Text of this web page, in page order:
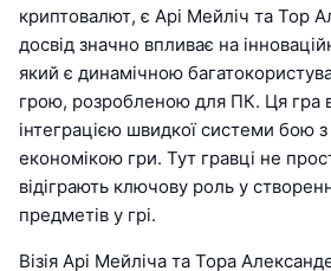
криптовалют, є Арі Мейліч та Тор
досвід значно впливає на
який є динамічною
грою, розробленою для ПК. Ця гра
інтеграцією швидкої системи бою
економікою гри. Тут гравці не
відіграють ключову роль у
предметів у грі.
Візія Арі Мейліча та Тора